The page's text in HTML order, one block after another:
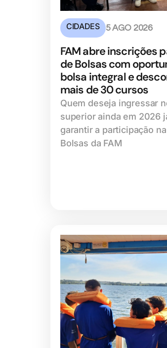
CIDADES 5 AGO 2026
FAM abre inscrições
de Bolsas com
bolsa integral e
mais de 30 cursos
Quem deseja ingressar
superior ainda em 2026
garantir a participação
Bolsas da FAM